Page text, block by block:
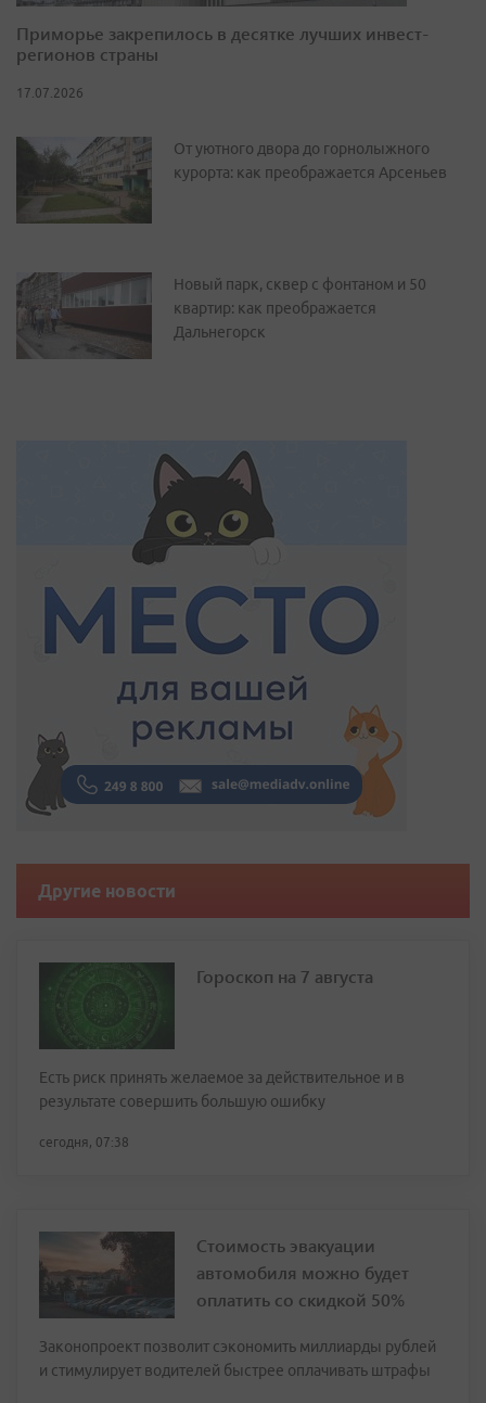
Приморье закрепилось в десятке лучших инвест-
регионов страны
17.07.2026
От уютного двора до горнолыжного
курорта: как преображается Арсеньев
Новый парк, сквер с фонтаном и 50
квартир: как преображается
Дальнегорск
Другие новости
Гороскоп на 7 августа
Есть риск принять желаемое за действительное и в
результате совершить большую ошибку
сегодня, 07:38
Стоимость эвакуации
автомобиля можно будет
оплатить со скидкой 50%
Законопроект позволит сэкономить миллиарды рублей
и стимулирует водителей быстрее оплачивать штрафы